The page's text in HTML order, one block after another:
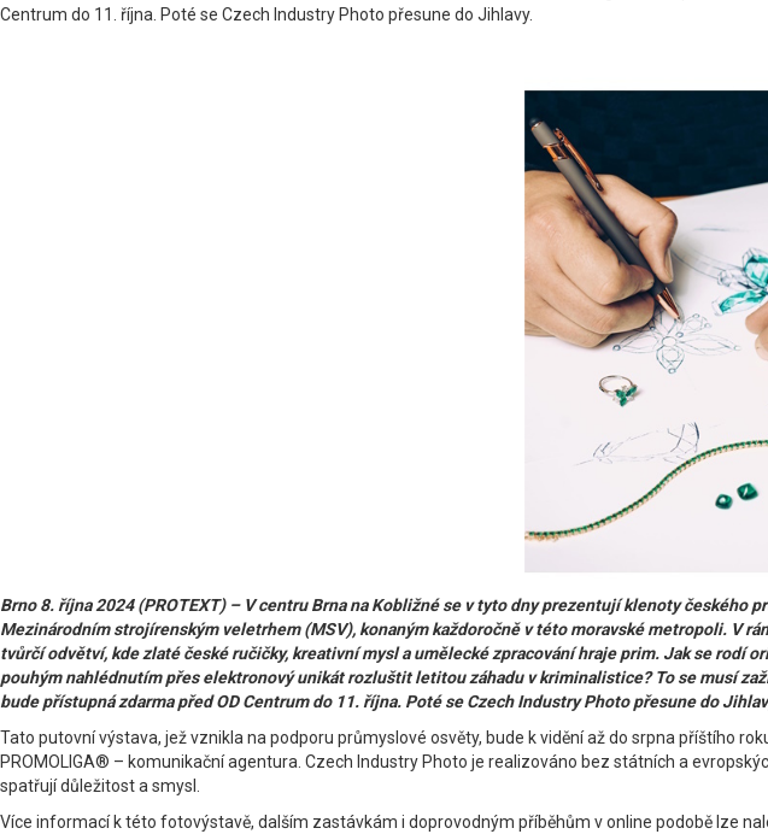
Centrum do 11. října. Poté se Czech Industry Photo přesune do Jihlavy.
Brno 8. října 2024 (PROTEXT) – V centru Brna na Kobližné se v tyto dny prezentují klenoty
Mezinárodním strojírenským veletrhem (MSV), konaným každoročně v této moravské metropoli. V
tvůrčí odvětví, kde zlaté české ručičky, kreativní mysl a umělecké zpracování hraje prim. Jak se rodí
pouhým nahlédnutím přes elektronový unikát rozluštit letitou záhadu v kriminalistice? To se musí
bude přístupná zdarma před OD Centrum do 11. října. Poté se Czech Industry Photo přesune do
Tato putovní výstava, jež vznikla na podporu průmyslové osvěty, bude k vidění až do srpna příštího
PROMOLIGA® – komunikační agentura. Czech Industry Photo je realizováno bez státních a
spatřují důležitost a smysl.
Více informací k této fotovýstavě, dalším zastávkám i doprovodným příběhům v online podobě lze